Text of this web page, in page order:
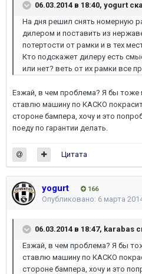
06.03.2014 в 18:40, yogurt
На дня решил снять номерную
дилером и поставить из
потертости от рамки и в тех
Кто подскажет дилеру есть
или нет? веть от их рамки все
Езжай, в чем проблема? Я бы тоже
ставлю машину по КАСКО
стороне бампера, хочу и это
поеду по гарантии делать.
Цитата
yogurt 166
Опубликовано: 6 марта
06.03.2014 в 18:47, karabas
Езжай, в чем проблема? Я бы
ставлю машину по КАСКО
стороне бампера, хочу и это